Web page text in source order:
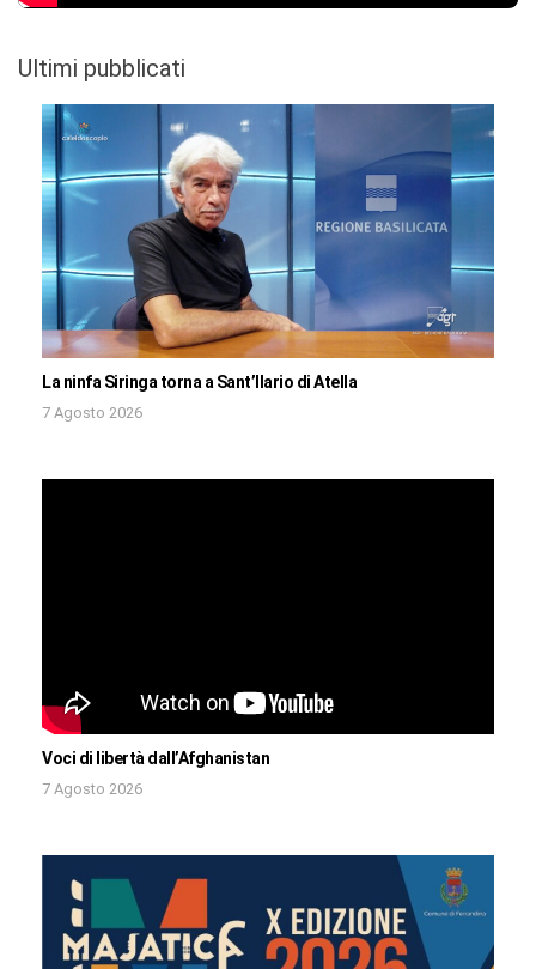
Ultimi pubblicati
La ninfa Siringa torna a Sant’Ilario di Atella
7 Agosto 2026
Voci di libertà dall’Afghanistan
7 Agosto 2026